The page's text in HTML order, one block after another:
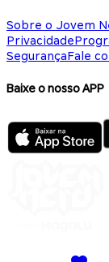
Sobre o Jovem
Privacidade
SegurançaFale
Baixe o nosso APP